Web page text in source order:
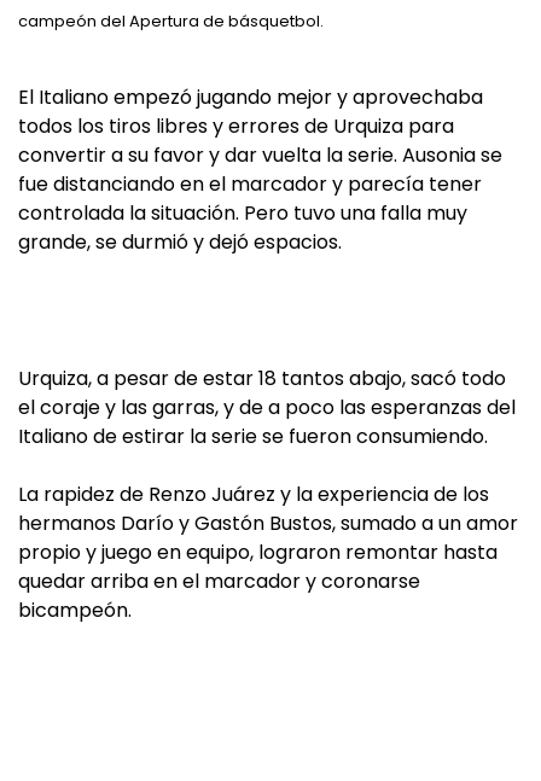
campeón del Apertura de básquetbol.
El Italiano empezó jugando mejor y aprovechaba
todos los tiros libres y errores de Urquiza para
convertir a su favor y dar vuelta la serie. Ausonia se
fue distanciando en el marcador y parecía tener
controlada la situación. Pero tuvo una falla muy
grande, se durmió y dejó espacios.
Urquiza, a pesar de estar 18 tantos abajo, sacó todo
el coraje y las garras, y de a poco las esperanzas del
Italiano de estirar la serie se fueron consumiendo.
La rapidez de Renzo Juárez y la experiencia de los
hermanos Darío y Gastón Bustos, sumado a un amor
propio y juego en equipo, lograron remontar hasta
quedar arriba en el marcador y coronarse
bicampeón.